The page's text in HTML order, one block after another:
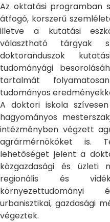
Az oktatási programban
átfogó, korszerű
illetve a kutatási
választható tárgyak
doktoranduszok
tudományági
tartalmát
tudományos
A doktori iskola
hagyományos
intézményben végzett
agrármérnököket is.
lehetőséget jelent a
közgazdasági és üzleti
regionális és
környezettudományi
urbanisztikai, gazdasági
végeztek.